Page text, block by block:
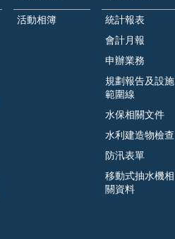
活動相簿
統計報表
會計月報
申辦業務
規劃報告及設施
範圍線
水保相關文件
水利建造物檢查
防汛表單
移動式抽水機相
關資料